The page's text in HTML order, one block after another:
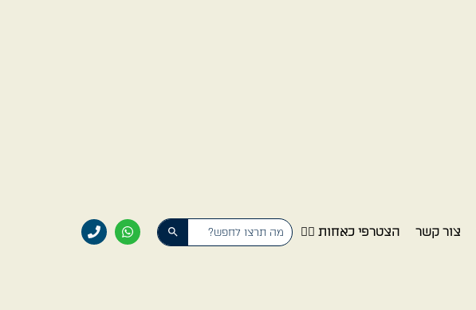
צור קשר הצטרפי כאחות 👩‍⚕️
Search
for:
Search Button